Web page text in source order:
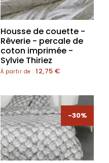
Housse de couette -
Rêverie - percale de
coton imprimée -
Sylvie Thiriez
À partir de : 12,75 €
-30%
-30%